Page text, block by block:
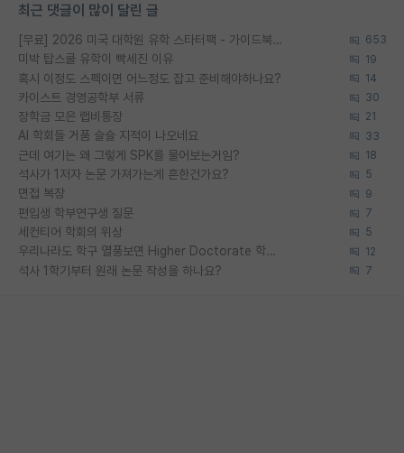
최근 댓글이 많이 달린 글
[무료] 2026 미국 대학원 유학 스타터팩 - 가이드북 & 합격자 컨택메일 템플릿 653
미박 탑스쿨 유학이 빡세진 이유 19
혹시 이정도 스펙이면 어느정도 잡고 준비해야하나요? 14
카이스트 경영공학부 서류 30
장학금 모은 랩비통장 21
AI 학회들 거품 슬슬 지적이 나오네요 33
근데 여기는 왜 그렇게 SPK를 물어보는거임? 18
석사가 1저자 논문 가져가는게 흔한건가요? 5
면접 복장 9
편입생 학부연구생 질문 7
세컨티어 학회의 위상 5
우리나라도 학구 열풍보면 Higher Doctorate 학위가 필요하다고 봅니다. 12
석사 1학기부터 원래 논문 작성을 하나요? 7